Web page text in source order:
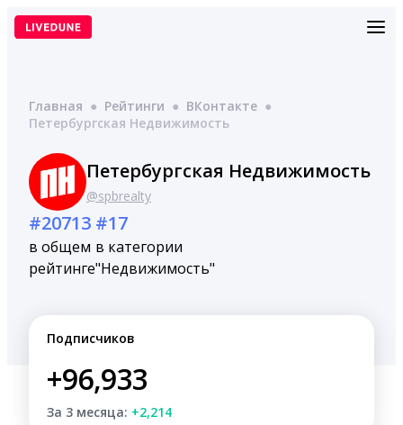
Перейти
Главная ● Рейтинги ● ВКонтакте ●
Петербургская Недвижимость
Петербургская Недвижимость
@spbrealty
#20713
в общем
рейтинге
#17
в категории
"Недвижимость"
Подписчиков
+96,933
За 3 месяца: +2,214